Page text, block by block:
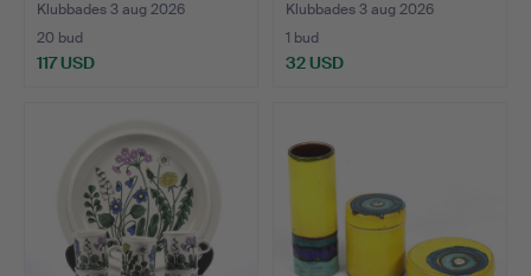
Klubbades 3 aug 2026
20 bud
117 USD
Klubbades 3 aug 2026
1 bud
32 USD